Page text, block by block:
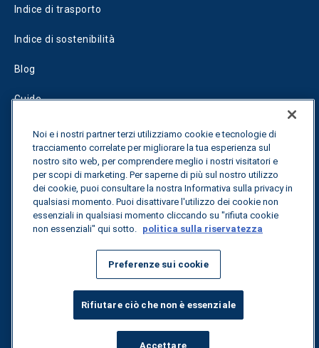
Indice di trasporto
Indice di sostenibilità
Blog
Guide
Fuel Savings Calculator
Calcolatore di ottimizzazione dei trasporti
Tracciamento delle tariffe
Contattateci
Tutti i diritti riservati. Informativa sulla privacy
Noi e i nostri partner terzi utilizziamo cookie e tecnologie di
tracciamento correlate per migliorare la tua esperienza sul
nostro sito web, per comprendere meglio i nostri visitatori e
per scopi di marketing. Per saperne di più sul nostro utilizzo
dei cookie, puoi consultare la nostra Informativa sulla privacy in
qualsiasi momento. Puoi disattivare l'utilizzo dei cookie non
essenziali in qualsiasi momento cliccando su "rifiuta cookie
non essenziali" qui sotto. politica sulla riservatezza
Preferenze sui cookie
Rifiutare ciò che non è essenziale
Accettare